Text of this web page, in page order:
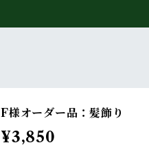
F様オーダー品：髪飾り
¥3,850